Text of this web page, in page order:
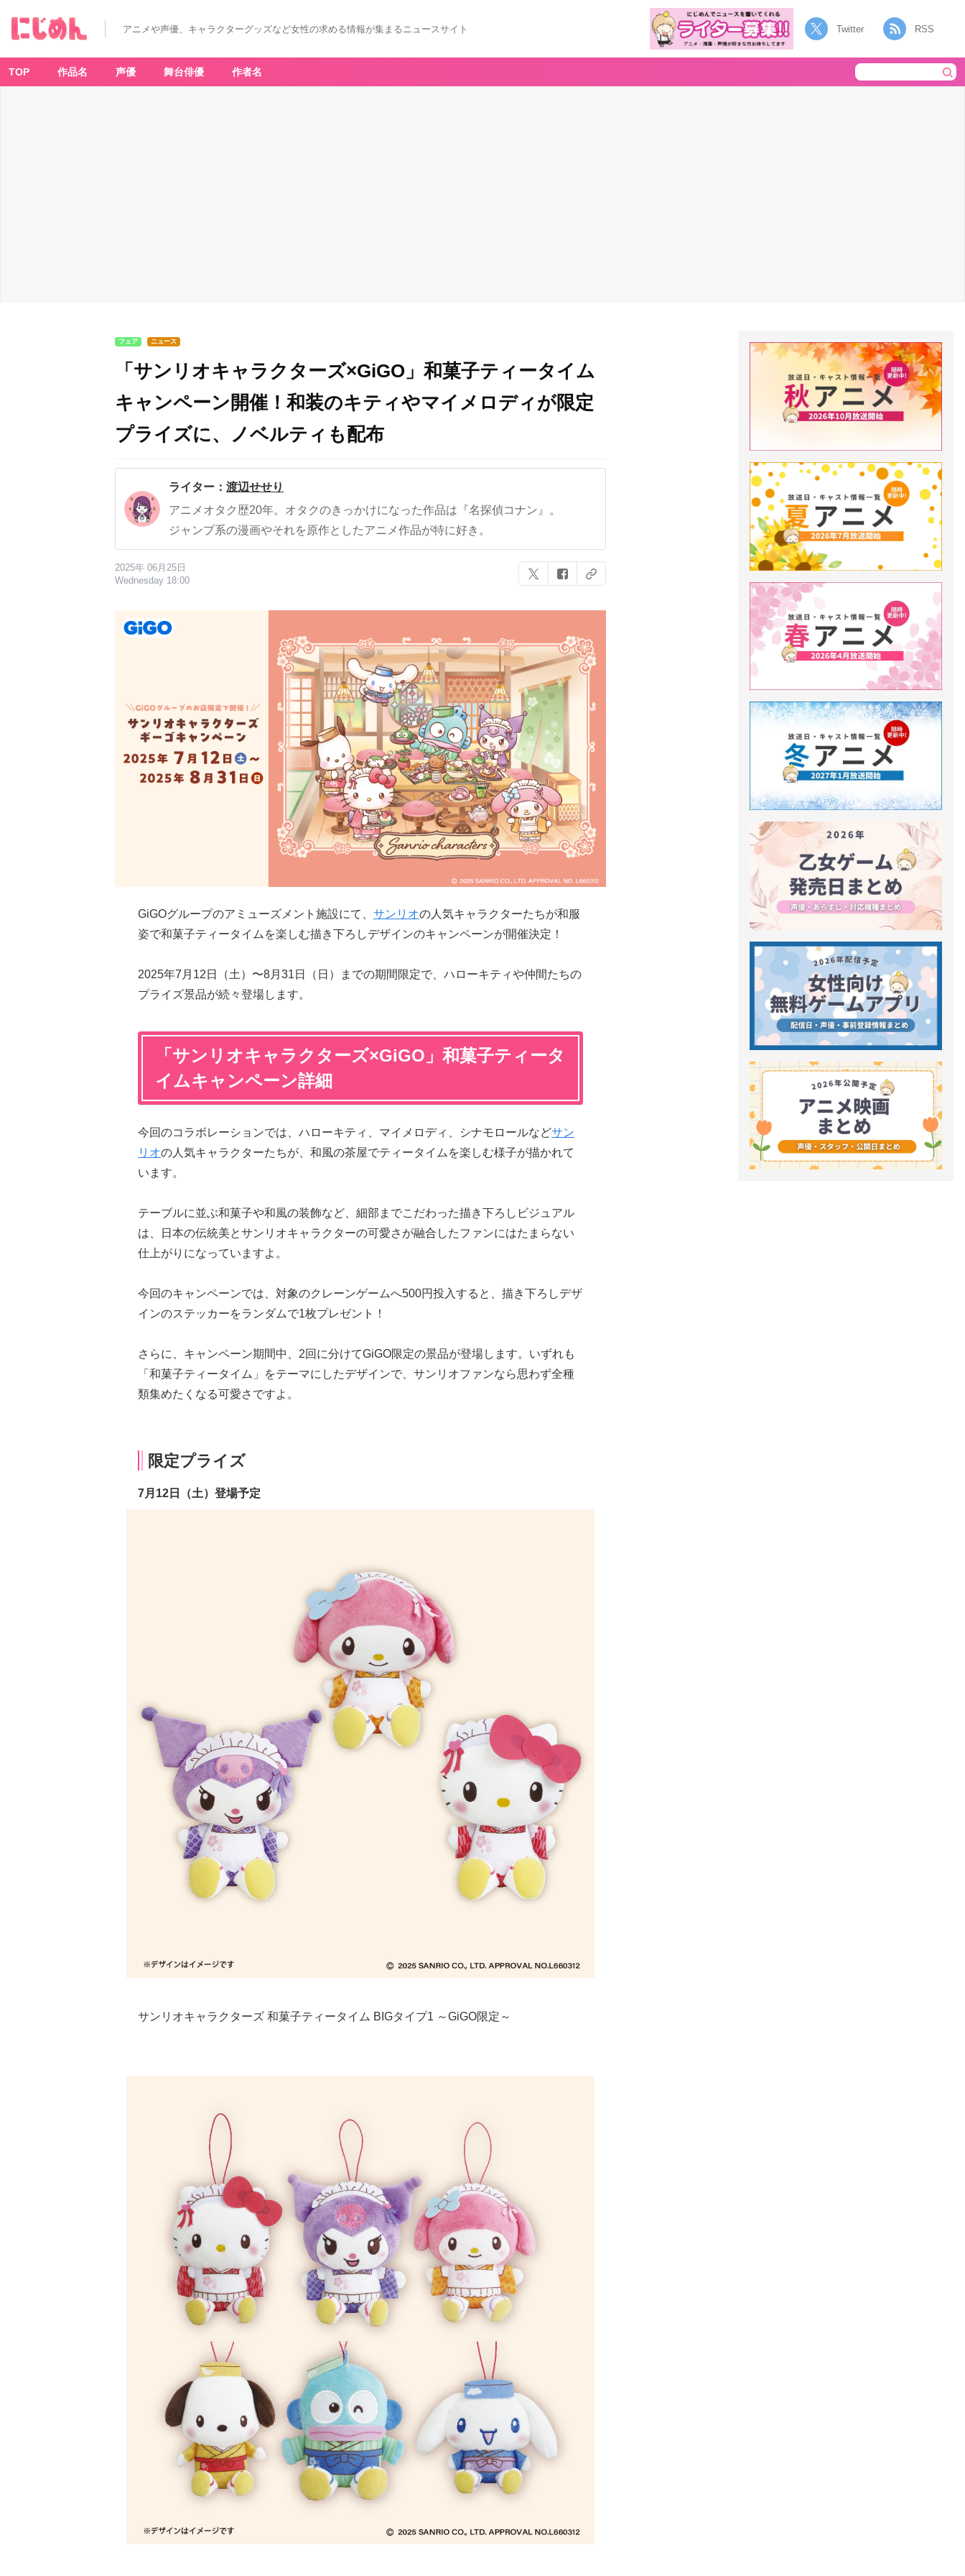
アニメや声優、キャラクターグッズなど女性の求める情報が集まるニュースサイト Twitter RSS
TOP 作品名 声優 舞台俳優 作者名
フェア ニュース
「サンリオキャラクターズ×GiGO」和菓子ティータイム
キャンペーン開催！和装のキティやマイメロディが限定
プライズに、ノベルティも配布
ライター： 渡辺せせり
アニメオタク歴20年。オタクのきっかけになった作品は『名探偵コナン』。
ジャンプ系の漫画やそれを原作としたアニメ作品が特に好き。
2025年 06月25日
Wednesday 18:00
GiGOグループのアミューズメント施設にて、 サンリオの人気キャラクターたちが和服
姿で和菓子ティータイムを楽しむ描き下ろしデザインのキャンペーンが開催決定！
2025年7月12日（土）〜8月31日（日）までの期間限定で、ハローキティや仲間たちの
プライズ景品が続々登場します。
「サンリオキャラクターズ×GiGO」和菓子ティータ
イムキャンペーン詳細
今回のコラボレーションでは、ハローキティ、マイメロディ、シナモロールなどサン
リオの人気キャラクターたちが、和風の茶屋でティータイムを楽しむ様子が描かれて
います。
テーブルに並ぶ和菓子や和風の装飾など、細部までこだわった描き下ろしビジュアル
は、日本の伝統美とサンリオキャラクターの可愛さが融合したファンにはたまらない
仕上がりになっていますよ。
今回のキャンペーンでは、対象のクレーンゲームへ500円投入すると、描き下ろしデザ
インのステッカーをランダムで1枚プレゼント！
さらに、キャンペーン期間中、2回に分けてGiGO限定の景品が登場します。いずれも
「和菓子ティータイム」をテーマにしたデザインで、サンリオファンなら思わず全種
類集めたくなる可愛さですよ。
限定プライズ
7月12日（土）登場予定
サンリオキャラクターズ 和菓子ティータイム BIGタイプ1 ～GiGO限定～